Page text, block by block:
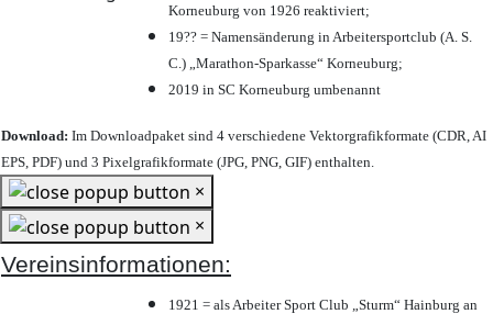
Korneuburg von 1926 reaktiviert;
19?? = Namensänderung in Arbeitersportclub (A. S.
C.) „Marathon-Sparkasse“ Korneuburg;
2019 in SC Korneuburg umbenannt
Download: Im Downloadpaket sind 4 verschiedene Vektorgrafikformate (CDR, AI
EPS, PDF) und 3 Pixelgrafikformate (JPG, PNG, GIF) enthalten.
×
×
Vereinsinformationen:
1921 = als Arbeiter Sport Club „Sturm“ Hainburg an